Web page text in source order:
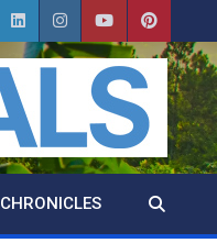
CHRONICLES